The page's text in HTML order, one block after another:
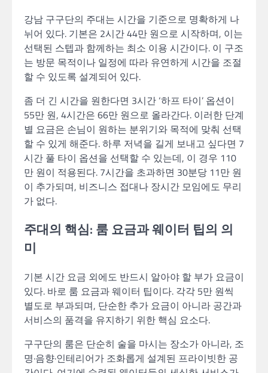
강남 구구단의 주대는 시간을 기준으로 명확하게 나
뉘어 있다. 기본은 2시간 44만 원으로 시작하며, 이는
선택된 스텝과 함께하는 최소 이용 시간이다. 이 구조
는 방문 목적이나 일정에 따라 유연하게 시간을 조절
할 수 있도록 설계되어 있다.
좀 더 긴 시간을 원한다면 3시간 ‘하프 타이’ 옵션이
55만 원, 4시간은 66만 원으로 올라간다. 이러한 단계
별 요금은 손님이 원하는 분위기와 목적에 맞춰 선택
할 수 있게 해준다. 하루 저녁을 길게 보내고 싶다면 7
시간 풀 타이 옵션을 선택할 수 있는데, 이 경우 110
만 원이 적용된다. 7시간을 초과하면 30분당 11만 원
이 추가되며, 비즈니스 접대나 장시간 모임에도 무리
가 없다.
주대의 핵심: 룸 요금과 웨이터 팁의 의
미
기본 시간 요금 외에도 반드시 알아야 할 부가 요금이
있다. 바로 룸 요금과 웨이터 팁이다. 각각 5만 원씩
별도로 부과되며, 단순한 추가 요금이 아니라 공간과
서비스의 품격을 유지하기 위한 핵심 요소다.
구구단의 룸은 단순히 술을 마시는 장소가 아니라, 조
명·음향·인테리어가 조화롭게 설계된 프라이빗한 공